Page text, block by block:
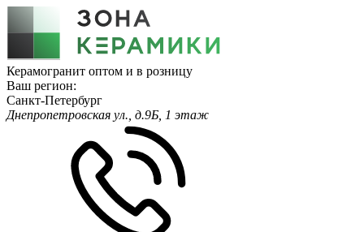
Керамогранит оптом и в розницу
Ваш регион:
Санкт-Петербург
Днепропетровская ул., д.9Б, 1 этаж